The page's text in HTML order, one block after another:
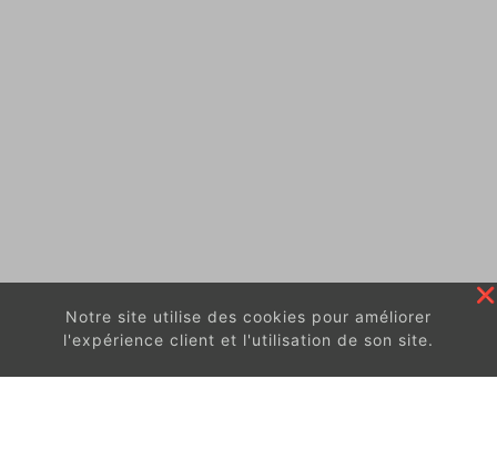
Notre site utilise des cookies pour améliorer
l'expérience client et l'utilisation de son site.